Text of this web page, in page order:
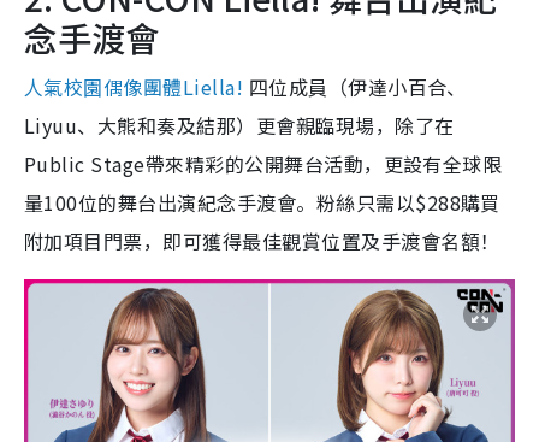
念手渡會
人氣校園偶像團體Liella! 四位成員（伊達小百合、
Liyuu、大熊和奏及結那）更會親臨現場，除了在
Public Stage帶來精彩的公開舞台活動，更設有全球限
量100位的舞台出演紀念手渡會。粉絲只需以$288購買
附加項目門票，即可獲得最佳觀賞位置及手渡會名額！